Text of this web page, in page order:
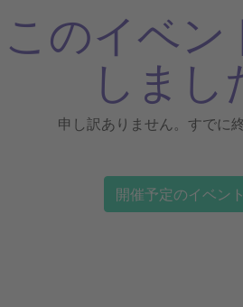
このイベン
しまし
申し訳ありません。すでに
開催予定のイベン